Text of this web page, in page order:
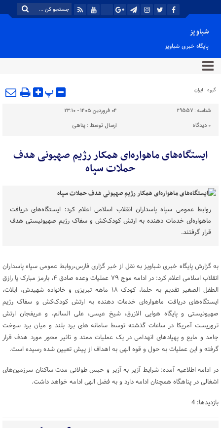
شباویز
پایگاه خبری شباویز
گروه : ایران پ
شناسه : 29557
۰۴ فروردین ۱۴۰۵ - ۲۳:۱۰
۰ دیدگاه ارسال توسط :پناهی
ایستگاه‌های ماهواره‌ای همکار رژیم صهیونی هدف
حملات سپاه
روابط عمومی سپاه پاسداران انقلاب اسلامی اعلام کرد: ایستگاه‌های دریافت
ماهواره‌ای خدمات دهنده به ارتش کودک‌کش و سفاک رژیم صهیونیستی هدف
قرار گرفتند.
به گزارش پایگاه خبری شباویز به نقل از خبر گزاری فارس،روابط عمومی سپاه پاسداران
انقلاب اسلامی اعلام کرد: در ادامه موج ۷۹ عملیات وعده صادق ۴، بارمز مبارک یا رازق
الطفل الصغیر تقدیم به حلما، کودک ۱۸ ماهه تبریزی و خانواده شهیدش، ایلات،
ایستگاه‌های دریافت ماهواره‌ای خدمات دهنده به ارتش کودک‌کش و سفاک رژیم
صهیونیستی و پایگاه هوایی الازرق، شیخ عیسی، علی السالم، و عریفجان ارتش
تروریست آمریکا در ساعات گذشته توسط سامانه های برد بلند و میان برد سوخت
جامد و مایع و پهپادهای انهدامی در یک عملیات ممتد و تاثیر محور مورد هدف قرار
گرفته و این عملیات به حول و قوه الهی به اهداف از پیش تعیین شده رسیده است.
در ادامه اطلاعیه آمده: شرایط آژیر به آژیر و حبس طولانی مدت ساکنان سرزمین‌های
اشغالی در پناهگاه همچنان ادامه دارد و به فضل الهی ادامه خواهد داشت.
بازدیدها: 4